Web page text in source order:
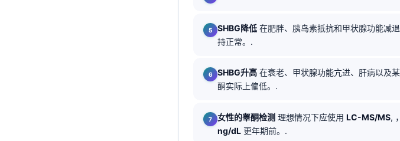
SHBG降低 在肥胖、胰岛素抵抗和甲状腺功能减
持正常。.
SHBG升高 在衰老、甲状腺功能亢进、肝病以及
酮实际上偏低。.
女性的睾酮检测 理想情况下应使用 LC-MS/MS,
ng/dL 更年期前。.